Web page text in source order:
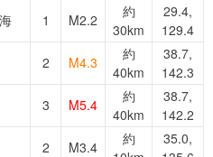
1 M2.2
約
30km
29.4,
129.4
2 M4.3
約
40km
38.7,
142.3
3 M5.4
約
40km
38.7,
142.2
2 M3.4
約
35.0,